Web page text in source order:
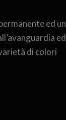
ed un
ed
di colori